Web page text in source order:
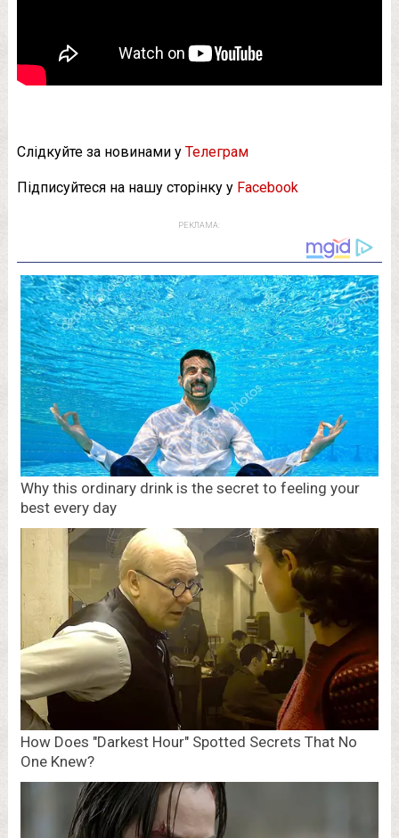
Слідкуйте за новинами у Телеграм
Підписуйтеся на нашу сторінку у Facebook
РЕКЛАМА: